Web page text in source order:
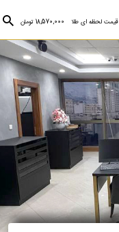
قیمت لحظه ای طلا 18,570,000 تومان